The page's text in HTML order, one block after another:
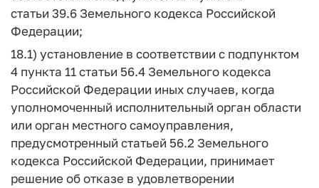
статьи 39.6 Земельного кодекса Российской
Федерации;
18.1) установление в соответствии с подпунктом
4 пункта 11 статьи 56.4 Земельного кодекса
Российской Федерации иных случаев, когда
уполномоченный исполнительный орган области
или орган местного самоуправления,
предусмотренный статьей 56.2 Земельного
кодекса Российской Федерации, принимает
решение об отказе в удовлетворении